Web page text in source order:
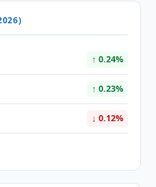
↑ 0.24%
↑ 0.23%
↓ 0.12%